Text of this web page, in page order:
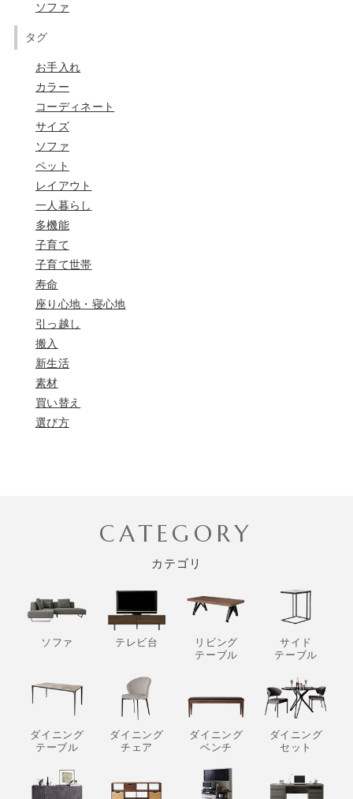
ソファ
タグ
お手入れ
カラー
コーディネート
サイズ
ソファ
ペット
レイアウト
一人暮らし
多機能
子育て
子育て世帯
寿命
座り心地・寝心地
引っ越し
搬入
新生活
素材
買い替え
選び方
CATEGORY
カテゴリ
ソファ テレビ台
リビング
テーブル
サイド
テーブル
ダイニング
テーブル
ダイニング
チェア
ダイニング
ベンチ
ダイニング
セット